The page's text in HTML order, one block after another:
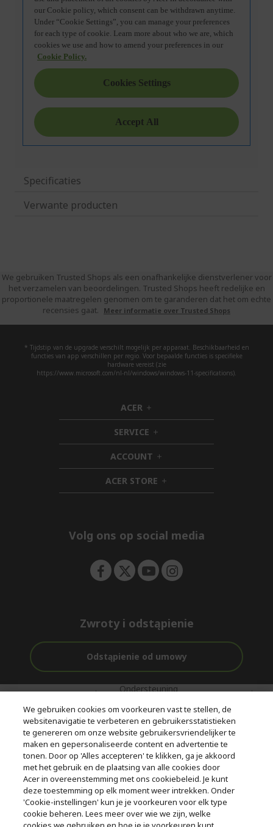
Specificaties
Verwante producten
We gebruiken Trusted Shops als een onafhankelijke dienstverlener voor
het verzamelen van beoordelingen. Trusted Shops heeft redelijke en
proportionele maatregelen genomen om te garanderen dat het om echte
recensies gaat.
Meer informatie over Trusted Shops
* Tijdstip van de upgrade verschilt mogelijk per apparaat. Beschikbaarheid en
functies van app verschillen per regio. Voor bepaalde functies is specifieke
hardware vereist (zie
https://www.microsoft.com/nl-nl/windows/windows-11-specifications).
ACER h
i
d
d
e
n
SERVICE h
i
d
d
e
n
ACCOUNT h
i
d
d
ACER STORE h
i
e
Volg ons op social media
Zwroty i odstąpienie
Odstąpienie od umowy
Gratis
bezorging
Ondersteuning
aankoop
Met 0%
Rente
© 2026 Acer Inc.
CPYou BV is de erkende reseller van de producten en diensten die
in deze winkel worden aangeboden.
We gebruiken cookies om voorkeuren vast te stellen, de
websitenavigatie te verbeteren en gebruikersstatistieken
te genereren om onze website gebruikersvriendelijker te
maken en gepersonaliseerde content en advertentie te
tonen. Door op 'Alles accepteren' te klikken, ga je akkoord
met het gebruik en de plaatsing van alle cookies door
Acer in overeenstemming met ons cookiebeleid. Je kunt
deze toestemming op elk moment weer intrekken. Onder
'Cookie-instellingen' kun je je voorkeuren voor elk type
cookie beheren. Lees meer over wie we zijn, welke